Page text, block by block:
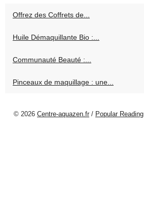
Offrez des Coffrets de...
Huile Démaquillante Bio :...
Communauté Beauté :...
Pinceaux de maquillage : une...
© 2026 Centre-aquazen.fr / Popular Reading